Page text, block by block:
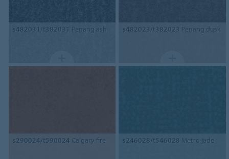
s482031/t382031 Penang ash s482023/t382023 Penang dusk
s290024/t590024 Calgary fire s246028/t546028 Metro jade